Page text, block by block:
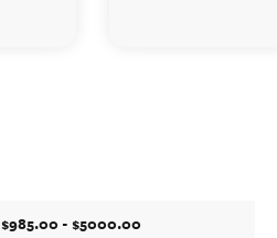
$985.00 - $5000.00